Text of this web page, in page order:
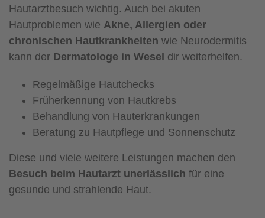
Hautarztbesuch wichtig. Auch bei akuten
Hautproblemen wie Akne, Allergien oder
chronischen Hautkrankheiten wie Neurodermitis
kann der Dermatologe in Wesel dir weiterhelfen.
Regelmäßige Hautchecks
Früherkennung von Hautkrebs
Behandlung von Hauterkrankungen
Beratung zu Hautpflege und Sonnenschutz
Diese und viele weitere Leistungen machen den
Besuch beim Hautarzt unerlässlich für eine
gesunde und strahlende Haut.